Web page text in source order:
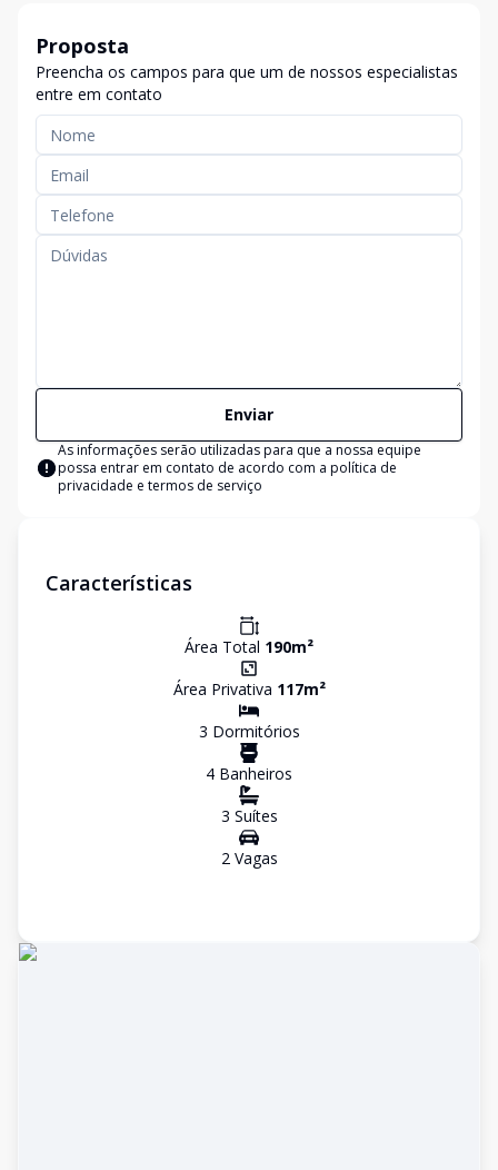
Proposta
Preencha os campos para que um de nossos especialistas
entre em contato
Enviar
As informações serão utilizadas para que a nossa equipe
possa entrar em contato de acordo com a política de
privacidade e termos de serviço
Características
Área Total 190m²
Área Privativa 117m²
3 Dormitórios
4 Banheiros
3 Suítes
2Vagas